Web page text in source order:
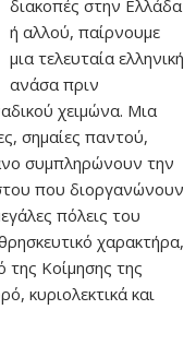
διακοπές στην Ελλάδα
ή αλλού, παίρνουμε
μια τελευταία ελληνική
ανάσα πριν
χειμώνα. Μια
σημαίες παντού,
συμπληρώνουν την
που διοργανώνουν
πόλεις του
χαρακτήρα,
Κοίμησης της
κυριολεκτικά και